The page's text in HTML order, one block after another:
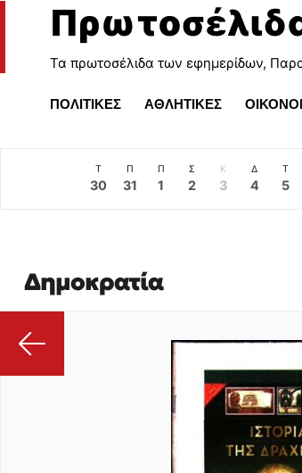
Τα πρωτοσέλιδα των εφημερίδων,
ΠΟΛΙΤΙΚΕΣ ΑΘΛΗΤΙΚΕΣ
Τ
30
Π
31
Π
1
Σ
2
Κ
3
Δ
4
Τ
5
Δημοκρατία